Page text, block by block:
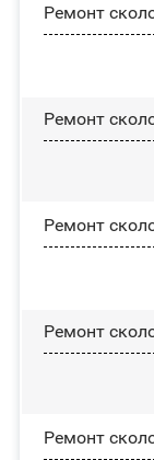
Ремонт
Ремонт
Ремонт
Ремонт
Ремонт